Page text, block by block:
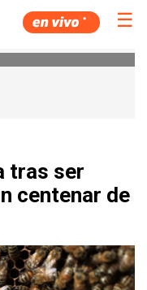
☰
tras ser
centenar de